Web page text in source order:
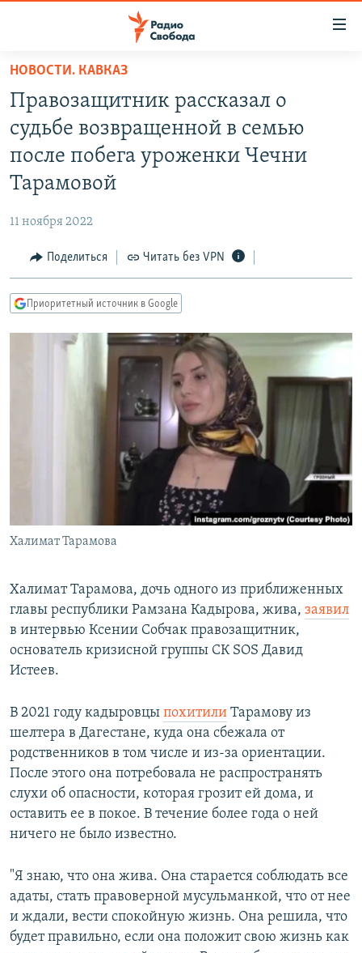
упрощенного
доступа
Вернуться
основному
содержанию
Вернутся
навигации
Вернутся
ПОДКАСТЫ
АВТОРСКИЕ ПРОЕКТЫ
ЦИТАТЫ СВОБОДЫ
КУЛЬТУРА
IDEL.РЕАЛИИ
КАВКАЗ.РЕАЛИИ
СИБИРЬ.РЕАЛИИ
РАСПИСАНИЕ ВЕЩАНИЯ
ПОДПИШИТЕСЬ НА РАССЫЛКУ
НОВОСТИ. КАВКАЗ
Правозащитник рассказал о
судьбе возвращенной в семью
после побега уроженки Чечни
Тарамовой
11 ноября 2022
Поделиться Читать без VPN
Приоритетный источник в Google
Халимат Тарамова
Халимат Тарамова, дочь одного из приближенных
главы республики Рамзана Кадырова, жива, заявил
в интервью Ксении Собчак правозащитник,
основатель кризисной группы СК SOS Давид
Истеев.
В 2021 году кадыровцы похитили Тарамову из
шелтера в Дагестане, куда она сбежала от
родственников в том числе и из-за ориентации.
После этого она потребовала не распространять
слухи об опасности, которая грозит ей дома, и
оставить ее в покое. В течение более года о ней
ничего не было известно.
"Я знаю, что она жива. Она старается соблюдать все
адаты, стать правоверной мусульманкой, что от нее
и ждали, вести спокойную жизнь. Она решила, что
будет правильно, если она положит свою жизнь как